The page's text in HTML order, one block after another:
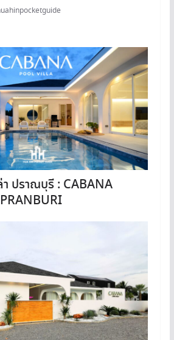
ปราณบุรี : CABANA